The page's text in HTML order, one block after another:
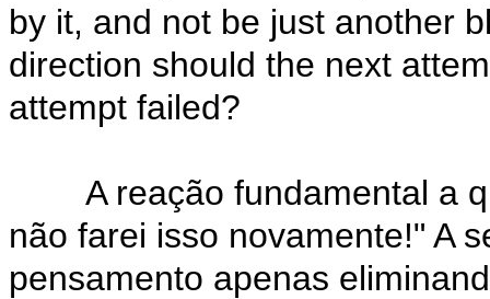
by it, and not be just another
direction should the next
attempt failed?
A reação fundamental a
não farei isso novamente!" A
pensamento apenas